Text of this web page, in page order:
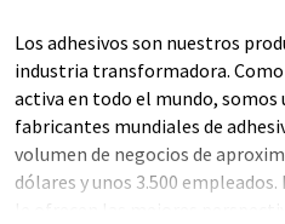
Los adhesivos son nuestros
industria transformadora.
activa en todo el mundo, somos
fabricantes mundiales de
volumen de negocios de
dólares y unos 3.500